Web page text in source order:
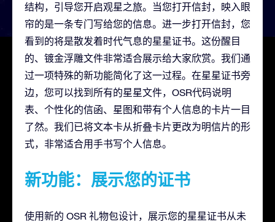
结构，引导您开启观星之旅。当您打开信封，映入眼
帘的是一条专门写给您的信息。进一步打开信封，您
看到的将是散发着时代气息的星星证书。这份醒目
的、镀金浮雕文件非常适合展示给大家欣赏。我们通
过一项特殊的新功能简化了这一过程。在星星证书旁
边，您可以找到所有的星星文件，OSR代码说明
表、个性化的信函、星图和带有个人信息的卡片一目
了然。我们已将文本卡从折叠卡片更改为明信片的形
式，非常适合用手书写个人信息。
新功能：展示您的证书
使用新的 OSR 礼物包设计，展示您的星星证书从未